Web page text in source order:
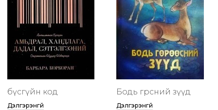
бүсгүйн код
Дэлгэрэнгүй
Бодь гөрөөсний зүүд
Дэлгэрэнгүй